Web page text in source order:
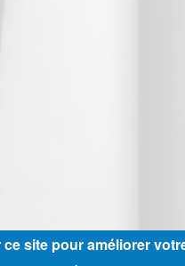
site pour améliorer